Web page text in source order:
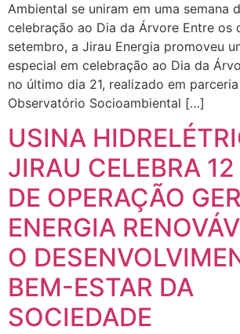
Ambiental se uniram em uma semana
celebração ao Dia da Árvore Entre os
setembro, a Jirau Energia promoveu
especial em celebração ao Dia da
no último dia 21, realizado em
Observatório Socioambiental […]
USINA
JIRAU CELEBRA
DE OPERAÇÃO
ENERGIA
O
BEM-ESTAR DA
SOCIEDADE